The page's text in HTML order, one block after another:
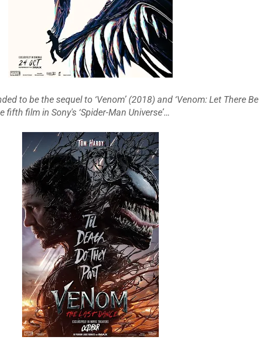
to be the sequel to ‘Venom’ (2018) and ‘Venom: Let There Be
fifth film in Sony's ‘Spider-Man Universe’…